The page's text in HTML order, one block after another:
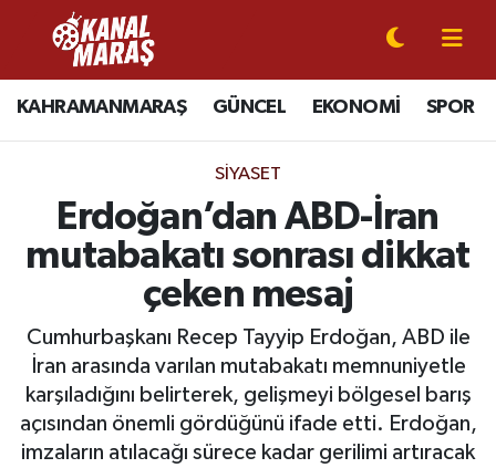
KAHRAMANMARAŞ GÜNCEL EKONOMİ SPOR
SIYASET
Erdoğan’dan ABD-İran
mutabakatı sonrası dikkat
çeken mesaj
Cumhurbaşkanı Recep Tayyip Erdoğan, ABD ile
İran arasında varılan mutabakatı memnuniyetle
karşıladığını belirterek, gelişmeyi bölgesel barış
açısından önemli gördüğünü ifade etti. Erdoğan,
imzaların atılacağı sürece kadar gerilimi artıracak
CANLI YAYIN
KAHRAMANMARAŞ
SPOR
EKONOMİ
GÜNDEM
Kahramanmaraş Nöbetçi Eczaneler
Kahramanmaraş Hava Durumu
Kahramanmaraş Trafik Yoğunluk Haritası
Süper Lig Puan Durumu ve Fikstür
Tüm Manşetler
Son Dakika Haberleri